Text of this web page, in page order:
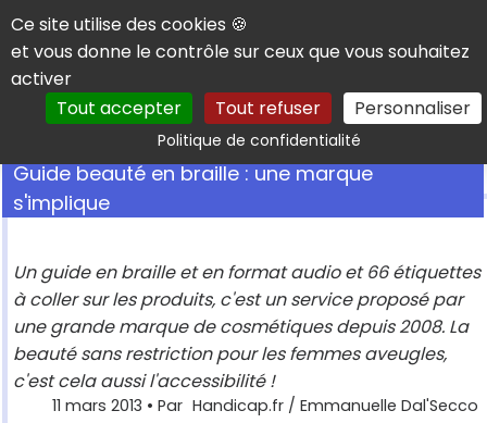
Panneau de gestion des cookies
Ce site utilise des cookies 🍪
et vous donne le contrôle sur ceux que vous souhaitez
activer
Tout accepter
Tout refuser Personnaliser
Politique de confidentialitéRechercher
Guide beauté en braille : une marque
s'implique
Un guide en braille et en format audio et 66 étiquettes
à coller sur les produits, c'est un service proposé par
une grande marque de cosmétiques depuis 2008. La
beauté sans restriction pour les femmes aveugles,
c'est cela aussi l'accessibilité !
11 mars 2013 • Par Handicap.fr / Emmanuelle Dal'Secco